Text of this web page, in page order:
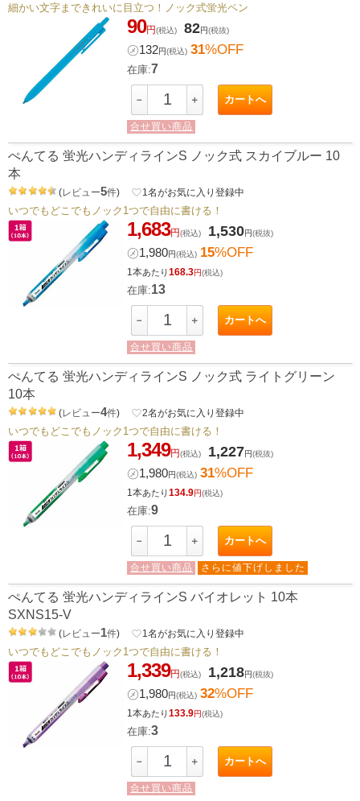
細かい文字まできれいに目立つ！ノック式蛍光ペン
90円(税込) 82円(税抜)
㋱132円(税込) 31%OFF
在庫:7
－ ＋ カートへ
合せ買い商品
ぺんてる 蛍光ハンディラインS ノック式 スカイブルー 10
本
(レビュー5件) favorite_border1 名がお気に入り登録中
いつでもどこでもノック1つで自由に書ける！
1,683円(税込) 1,530円(税抜)
㋱1,980円(税込) 15%OFF
1本あたり168.3円(税込)
在庫:13
－ ＋ カートへ
合せ買い商品
ぺんてる 蛍光ハンディラインS ノック式 ライトグリーン
10本
(レビュー4件) favorite_border2名がお気に入り登録中
いつでもどこでもノック1つで自由に書ける！
1,349円(税込) 1,227円(税抜)
㋱1,980円(税込) 31%OFF
1本あたり134.9円(税込)
在庫:9
－ ＋ カートへ
合せ買い商品 さらに値下げしました
ぺんてる 蛍光ハンディラインS バイオレット 10本
SXNS15-V
(レビュー1件) favorite_border1 名がお気に入り登録中
いつでもどこでもノック1つで自由に書ける！
1,339円(税込) 1,218円(税抜)
㋱1,980円(税込) 32%OFF
1本あたり133.9円(税込)
在庫:3
－ ＋ カートへ
合せ買い商品